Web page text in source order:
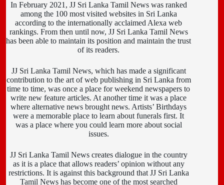
In February 2021, JJ Sri Lanka Tamil News was ranked
among the 100 most visited websites in Sri Lanka
according to the internationally acclaimed Alexa web
rankings. From then until now, JJ Sri Lanka Tamil News
has been able to maintain its position and maintain the trust
of its readers.
JJ Sri Lanka Tamil News, which has made a significant
contribution to the art of web publishing in Sri Lanka from
time to time, was once a place for weekend newspapers to
write new feature articles. At another time it was a place
where alternative news brought news. Artists’ Birthdays
were a memorable place to learn about funerals first. It
was a place where you could learn more about social
issues.
JJ Sri Lanka Tamil News creates dialogue in the country
as it is a place that allows readers’ opinion without any
restrictions. It is against this background that JJ Sri Lanka
Tamil News has become one of the most searched